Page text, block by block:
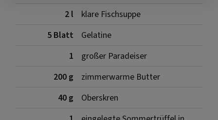
2 l
klare Fischsuppe
5 Blatt
Gelatine
1
großer Paradeiser
200 g
zimmerwarme Butter
40 g
Oberskren